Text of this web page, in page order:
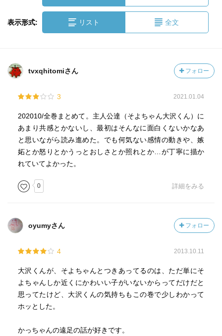
表示形式: リスト 全文
tvxqhitomiさん フォロー
3 2021.01.04
202010/全巻まとめて。主人公達（そよちゃん大沢くん）に
あまり共感とかないし、最初はそんなに面白くないかなあ
と思いながら読み進めた。でも何気ない感情の動きや、嫉
妬とか怒りとかうっとおしさとか照れとか…が丁寧に描か
れていてよかった。
0 詳細をみる
oyumyさん フォロー
4 2013.10.11
大沢くんが、そよちゃんとつきあってるのは、ただ単にそ
よちゃんしか近くにかわいい子がいないからってだけだと
思ってたけど、大沢くんの気持ちもこの巻で少しわかって
ホッとした。
かっちゃんの遠足の話が好きです。